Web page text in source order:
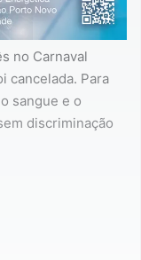
no Carnaval
cancelada. Para
sangue e o
discriminação